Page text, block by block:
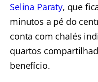
Selina Paraty, que
minutos a pé do
conta com chalés
quartos
benefício.